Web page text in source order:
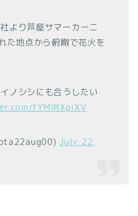
より芦屋サマーカーニ
た地点から俯瞰で花火を
ノシシにも合うしたい
fYMIRXpiXV
July 22,